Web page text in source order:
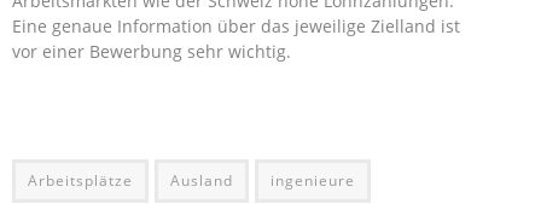
Eine genaue Information über das jeweilige Zielland ist
vor einer Bewerbung sehr wichtig.
Arbeitsplätze Ausland ingenieure